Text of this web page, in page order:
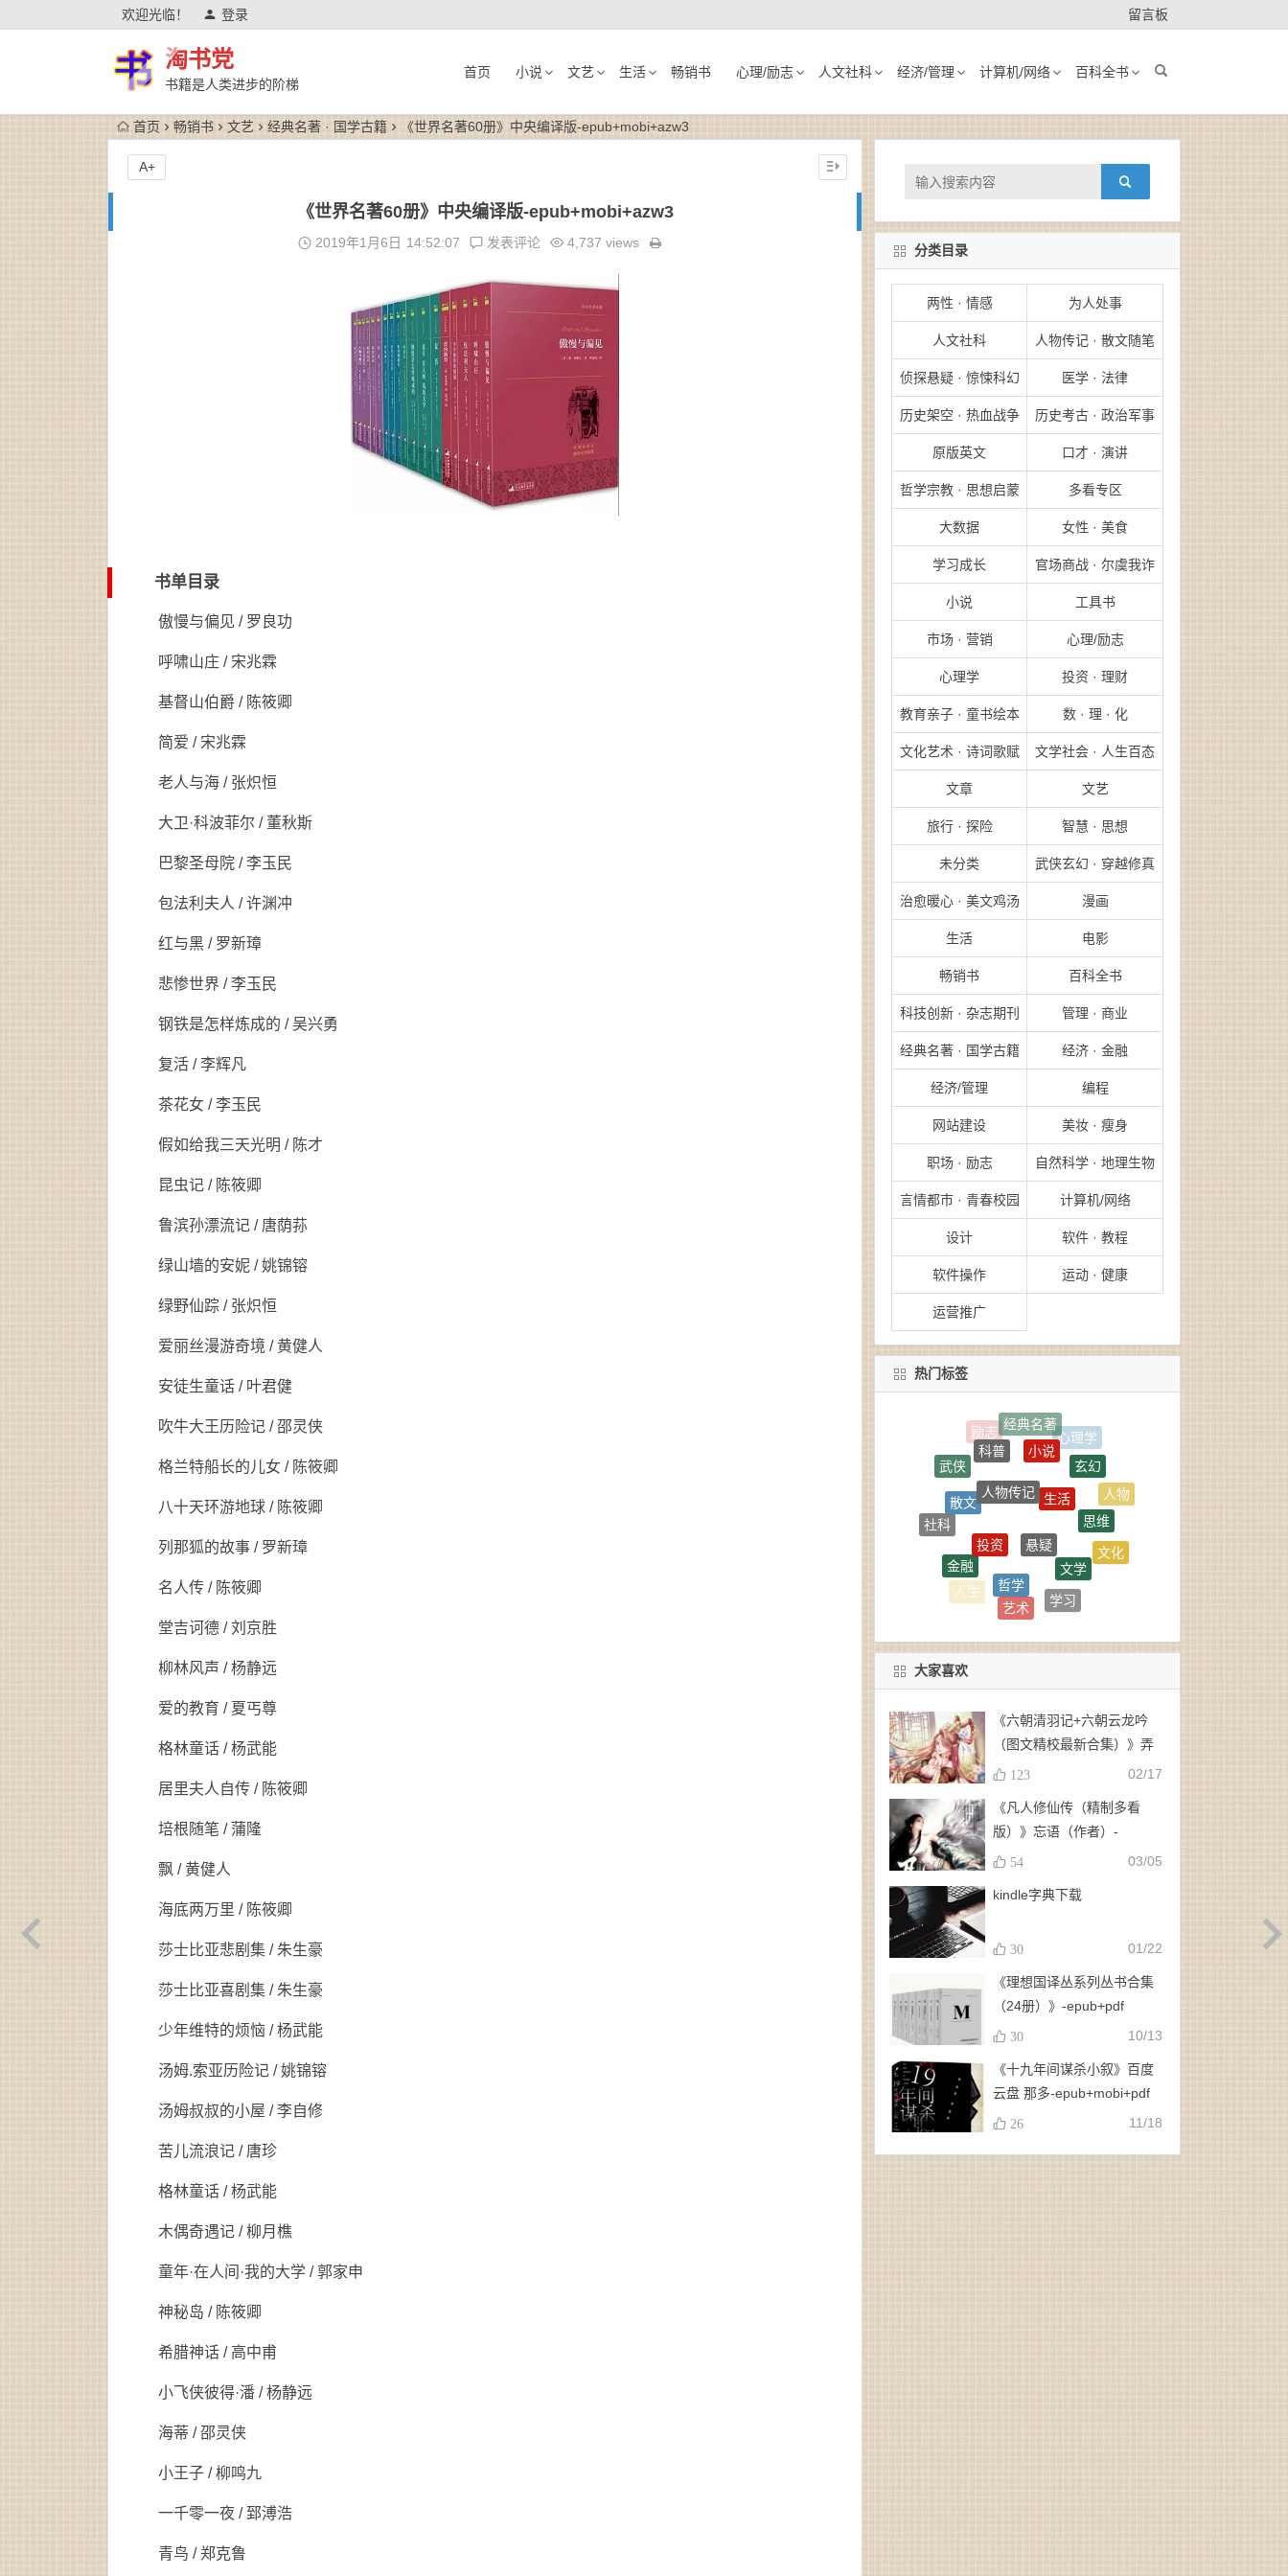
欢迎光临！ 登录 留言板
淘书党
书籍是人类进步的阶梯
首页 小说 文艺 生活 畅销书 心理/励志 人文社科 经济/管理 计算机/网络 百科全书
首页 畅销书 文艺 经典名著 · 国学古籍 《世界名著60册》中央编译版-epub+mobi+azw3
《世界名著60册》中央编译版-epub+mobi+azw3
2019年1月6日 14:52:07 发表评论 4,737 views
书单目录
傲慢与偏见 / 罗良功
呼啸山庄 / 宋兆霖
基督山伯爵 / 陈筱卿
简爱 / 宋兆霖
老人与海 / 张炽恒
大卫·科波菲尔 / 董秋斯
巴黎圣母院 / 李玉民
包法利夫人 / 许渊冲
红与黑 / 罗新璋
悲惨世界 / 李玉民
钢铁是怎样炼成的 / 吴兴勇
复活 / 李辉凡
茶花女 / 李玉民
假如给我三天光明 / 陈才
昆虫记 / 陈筱卿
鲁滨孙漂流记 / 唐荫荪
绿山墙的安妮 / 姚锦镕
绿野仙踪 / 张炽恒
爱丽丝漫游奇境 / 黄健人
安徒生童话 / 叶君健
吹牛大王历险记 / 邵灵侠
格兰特船长的儿女 / 陈筱卿
八十天环游地球 / 陈筱卿
列那狐的故事 / 罗新璋
名人传 / 陈筱卿
堂吉诃德 / 刘京胜
柳林风声 / 杨静远
爱的教育 / 夏丐尊
格林童话 / 杨武能
居里夫人自传 / 陈筱卿
培根随笔 / 蒲隆
飘 / 黄健人
海底两万里 / 陈筱卿
莎士比亚悲剧集 / 朱生豪
莎士比亚喜剧集 / 朱生豪
少年维特的烦恼 / 杨武能
汤姆.索亚历险记 / 姚锦镕
汤姆叔叔的小屋 / 李自修
苦儿流浪记 / 唐珍
格林童话 / 杨武能
木偶奇遇记 / 柳月樵
童年·在人间·我的大学 / 郭家申
神秘岛 / 陈筱卿
希腊神话 / 高中甫
小飞侠彼得·潘 / 杨静远
海蒂 / 邵灵侠
小王子 / 柳鸣九
一千零一夜 / 郅溥浩
青鸟 / 郑克鲁
A+
分类目录
两性 · 情感 为人处事
人文社科 人物传记 · 散文随笔
侦探悬疑 · 惊悚科幻 医学 · 法律
历史架空 · 热血战争 历史考古 · 政治军事
原版英文 口才 · 演讲
哲学宗教 · 思想启蒙 多看专区
大数据 女性 · 美食
学习成长 官场商战 · 尔虞我诈
小说 工具书
市场 · 营销 心理/励志
心理学 投资 · 理财
教育亲子 · 童书绘本 数 · 理 · 化
文化艺术 · 诗词歌赋 文学社会 · 人生百态
文章 文艺
旅行 · 探险 智慧 · 思想
未分类 武侠玄幻 · 穿越修真
治愈暖心 · 美文鸡汤 漫画
生活 电影
畅销书 百科全书
科技创新 · 杂志期刊 管理 · 商业
经典名著 · 国学古籍 经济 · 金融
经济/管理 编程
网站建设 美妆 · 瘦身
职场 · 励志 自然科学 · 地理生物
言情都市 · 青春校园 计算机/网络
设计 软件 · 教程
软件操作 运动 · 健康
运营推广
热门标签
科普
小说
玄幻
人物
社科
散文
人物传记 生活
思维
文化
言情
国学
思想
人生
金融
投资 悬疑
文学
学习
艺术
哲学
大家喜欢
《六朝清羽记+六朝云龙吟
（图文精校最新合集）》弄
玉、龙璇（作者）-
123 02/17
《凡人修仙传（精制多看
版）》忘语（作者）-
epub+mobi
54 03/05
kindle字典下载
30 01/22
《理想国译丛系列丛书合集
（24册）》-epub+pdf
30 10/13
《十九年间谋杀小叙》百度
云盘 那多-epub+mobi+pdf
26 11/18